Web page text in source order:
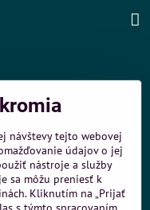
č. 80 a 88
autobus 99
návštevy tejto webovej
údajov o jej
nástroje a služby
sa môžu preniesť k
Kliknutím na „Prijať